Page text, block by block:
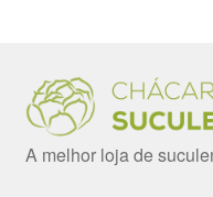
A melhor loja de